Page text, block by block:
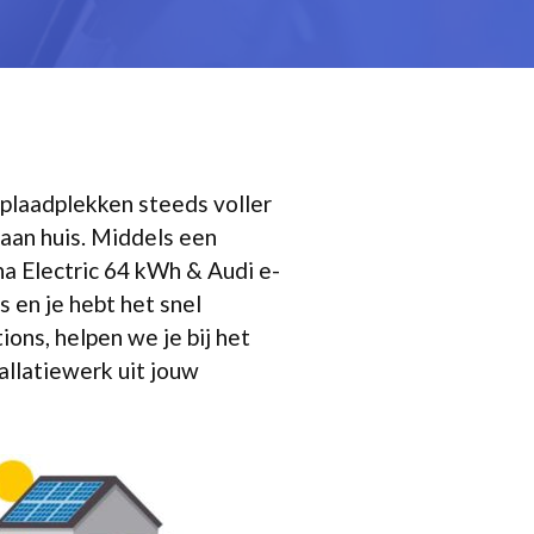
steeds voller
huis. Middels een
Electric 64 kWh & Audi e-
en je hebt het snel
helpen we je bij het
uit jouw